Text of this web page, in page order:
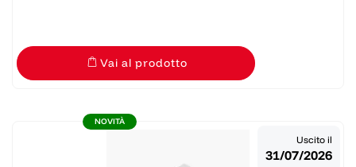
Vai al prodotto
NOVITÀ
Uscito il
31/07/2026